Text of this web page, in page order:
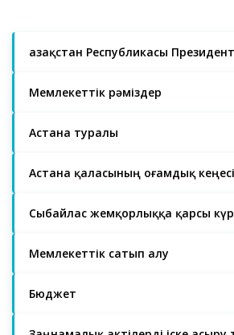
Қазақстан Республикасы
Мемлекеттік рәміздер
Астана туралы
Астана қаласының Қоғамдық кеңесі
Сыбайлас жемқорлыққа қарсы
Мемлекеттік сатып алу
Бюджет